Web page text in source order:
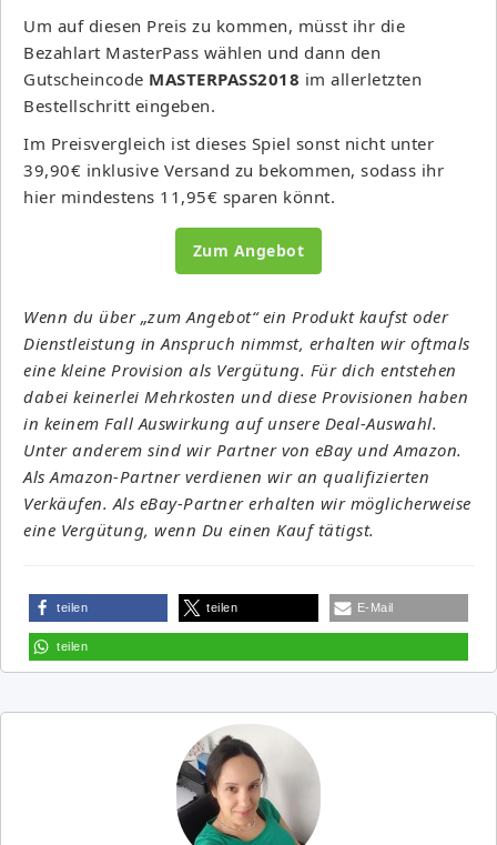
Um auf diesen Preis zu kommen, müsst ihr die
Bezahlart MasterPass wählen und dann den
Gutscheincode MASTERPASS2018 im allerletzten
Bestellschritt eingeben.
Im Preisvergleich ist dieses Spiel sonst nicht unter
39,90€ inklusive Versand zu bekommen, sodass ihr
hier mindestens 11,95€ sparen könnt.
Zum Angebot
Wenn du über „zum Angebot“ ein Produkt kaufst oder
Dienstleistung in Anspruch nimmst, erhalten wir oftmals
eine kleine Provision als Vergütung. Für dich entstehen
dabei keinerlei Mehrkosten und diese Provisionen haben
in keinem Fall Auswirkung auf unsere Deal-Auswahl.
Unter anderem sind wir Partner von eBay und Amazon.
Als Amazon-Partner verdienen wir an qualifizierten
Verkäufen. Als eBay-Partner erhalten wir möglicherweise
eine Vergütung, wenn Du einen Kauf tätigst.
teilen teilen E-Mail
teilen